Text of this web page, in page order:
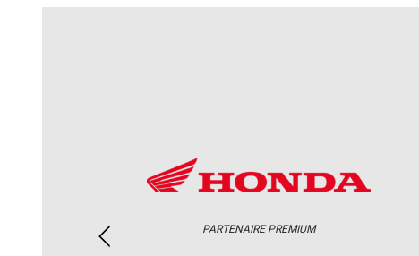
PARTENAIRE PREMIUM